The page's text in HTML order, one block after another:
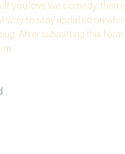
If you love live comedy, then
way to stay updated on who
After submitting this